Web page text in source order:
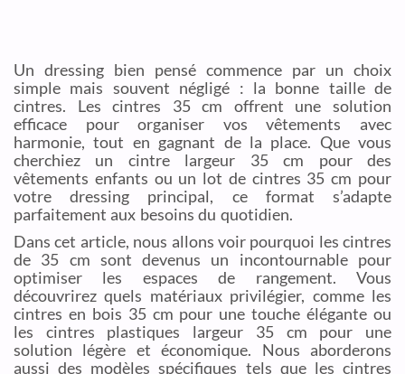
Un dressing bien pensé commence par un choix
simple mais souvent négligé : la bonne taille de
cintres. Les cintres 35 cm offrent une solution
efficace pour organiser vos vêtements avec
harmonie, tout en gagnant de la place. Que vous
cherchiez un cintre largeur 35 cm pour des
vêtements enfants ou un lot de cintres 35 cm pour
votre dressing principal, ce format s’adapte
parfaitement aux besoins du quotidien.
Dans cet article, nous allons voir pourquoi les cintres
de 35 cm sont devenus un incontournable pour
optimiser les espaces de rangement. Vous
découvrirez quels matériaux privilégier, comme les
cintres en bois 35 cm pour une touche élégante ou
les cintres plastiques largeur 35 cm pour une
solution légère et économique. Nous aborderons
aussi des modèles spécifiques tels que les cintres